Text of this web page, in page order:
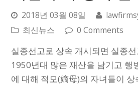
2018년 03월 08일
최신뉴스
0 Comments
실종선고로 상속 개시되면 실종
1950년대 많은 재산을 남기고 행
에 대해 적모(嫡母)의 자녀들이